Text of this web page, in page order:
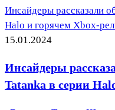
Инсайдеры рассказали
Halo и горячем Xbox-
15.01.2024
Инсайдеры
Tatanka в серии